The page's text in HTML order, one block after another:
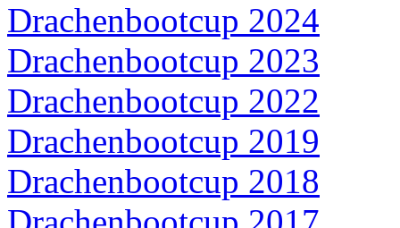
Drachenbootcup 2024
Drachenbootcup 2023
Drachenbootcup 2022
Drachenbootcup 2019
Drachenbootcup 2018